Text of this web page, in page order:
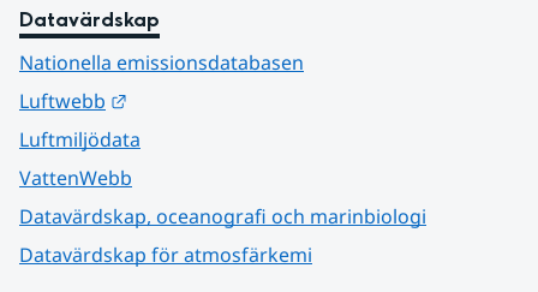
Datavärdskap
Nationella emissionsdatabasen
Luftwebb
Luftmiljödata
VattenWebb
Datavärdskap, oceanografi och marinbiologi
Datavärdskap för atmosfärkemi